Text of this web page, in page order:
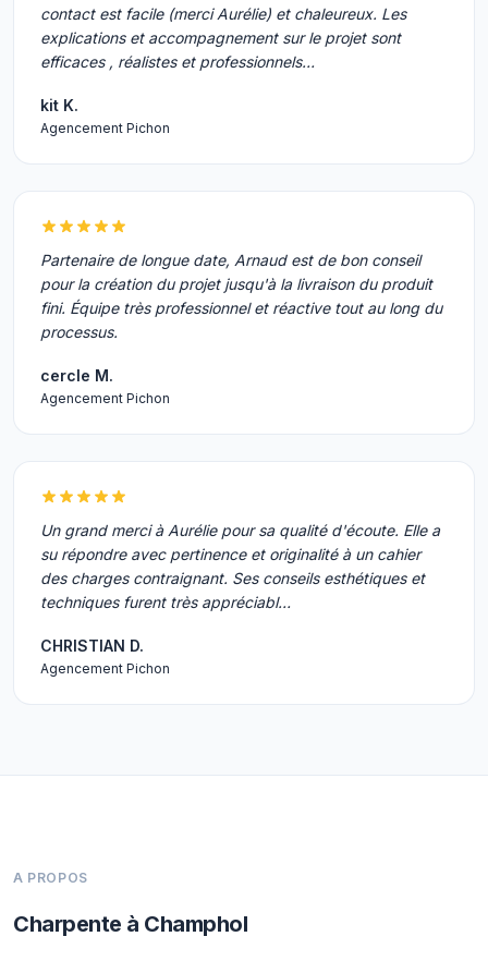
contact est facile (merci Aurélie) et chaleureux. Les
explications et accompagnement sur le projet sont
efficaces , réalistes et professionnels…
kit K.
Agencement Pichon
Partenaire de longue date, Arnaud est de bon conseil
pour la création du projet jusqu'à la livraison du produit
fini. Équipe très professionnel et réactive tout au long du
processus.
cercle M.
Agencement Pichon
Un grand merci à Aurélie pour sa qualité d'écoute. Elle a
su répondre avec pertinence et originalité à un cahier
des charges contraignant. Ses conseils esthétiques et
techniques furent très appréciabl…
CHRISTIAN D.
Agencement Pichon
A PROPOS
Charpente à Champhol